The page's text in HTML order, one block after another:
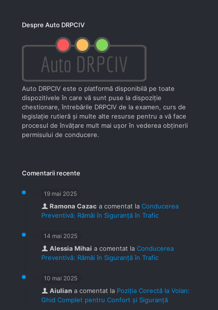
Despre Auto DRPCIV
Auto DRPCIV este o platformă disponibilă pe toate
dispozitivele în care vă sunt puse la dispoziţie
chestionare, întrebările DRPCIV de la examen, curs de
legislaţie rutieră şi multe alte resurse pentru a vă face
procesul de învăţare mult mai uşor în vederea obţinerii
permisului de conducere.
Comentarii recente
19 mai 2025
Ramona Cazac a comentat la Conducerea
Preventivă: Rămâi în Siguranță în Trafic
14 mai 2025
Alessia Mihai a comentat la Conducerea
Preventivă: Rămâi în Siguranță în Trafic
10 mai 2025
Aiulian a comentat la Poziția Corectă la Volan:
Ghid Complet pentru Confort și Siguranță